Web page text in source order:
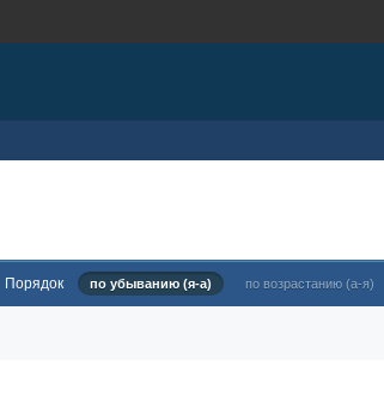
Порядок по убыванию (я-а) по возрастанию (а-я)